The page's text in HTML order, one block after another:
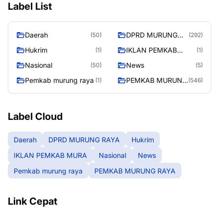
Label List
Daerah (50)
DPRD MURUNG
(292)
Hukrim (1)
IKLAN PEMKAB
(1)
Nasional (50) News (5)
Pemkab murung raya (1)
PEMKAB MURUNG (546)
Label Cloud
Daerah DPRD MURUNG RAYA
Hukrim
IKLAN PEMKAB MURA
Nasional
News
Pemkab murung raya
PEMKAB MURUNG RAYA
Link Cepat